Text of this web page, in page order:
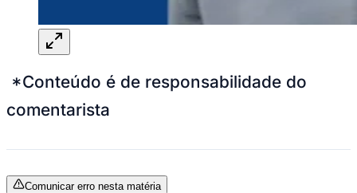
*Conteúdo é de responsabilidade do
comentarista
Comunicar erro nesta matéria